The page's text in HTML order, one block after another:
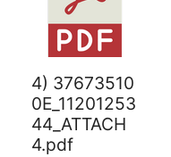
4) 37673510
0E_11201253
44_ATTACH
4.pdf